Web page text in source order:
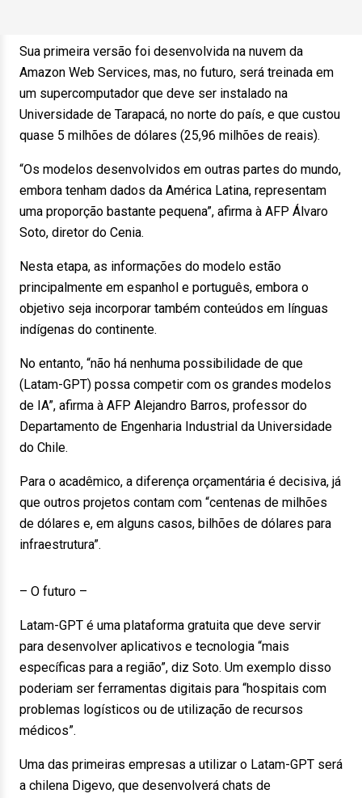
Sua primeira versão foi desenvolvida na nuvem da
Amazon Web Services, mas, no futuro, será treinada em
um supercomputador que deve ser instalado na
Universidade de Tarapacá, no norte do país, e que custou
quase 5 milhões de dólares (25,96 milhões de reais).
“Os modelos desenvolvidos em outras partes do mundo,
embora tenham dados da América Latina, representam
uma proporção bastante pequena”, afirma à AFP Álvaro
Soto, diretor do Cenia.
Nesta etapa, as informações do modelo estão
principalmente em espanhol e português, embora o
objetivo seja incorporar também conteúdos em línguas
indígenas do continente.
No entanto, “não há nenhuma possibilidade de que
(Latam-GPT) possa competir com os grandes modelos
de IA”, afirma à AFP Alejandro Barros, professor do
Departamento de Engenharia Industrial da Universidade
do Chile.
Para o acadêmico, a diferença orçamentária é decisiva, já
que outros projetos contam com “centenas de milhões
de dólares e, em alguns casos, bilhões de dólares para
infraestrutura”.
– O futuro –
Latam-GPT é uma plataforma gratuita que deve servir
para desenvolver aplicativos e tecnologia “mais
específicas para a região”, diz Soto. Um exemplo disso
poderiam ser ferramentas digitais para “hospitais com
problemas logísticos ou de utilização de recursos
médicos”.
Uma das primeiras empresas a utilizar o Latam-GPT será
a chilena Digevo, que desenvolverá chats de